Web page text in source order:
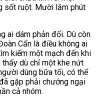
sốt ruột. Mười lăm phút
ai dám phản đối. Dù còn
Cẩn là điều không ai
kiếm một mạch đến khi
dù chỉ một khe nứt
dùng bữa tối, có thể
gặp phải chướng ngại
cả nhóm.